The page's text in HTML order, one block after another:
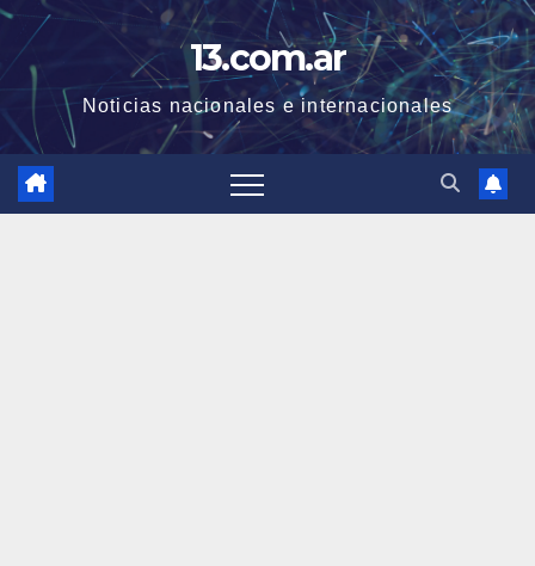
Skip
content
13.com.ar
Noticias nacionales e internacionales